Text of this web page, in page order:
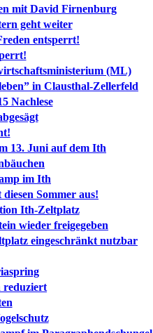
mit David Firnenburg
geht weiter
entsperrt!
(ML)
in Clausthal-Zellerfeld
Nachlese
13. Juni auf dem Ith
im Ith
Sommer aus!
Ith-Zeltplatz
wieder freigegeben
eingeschränkt nutzbar
reduziert